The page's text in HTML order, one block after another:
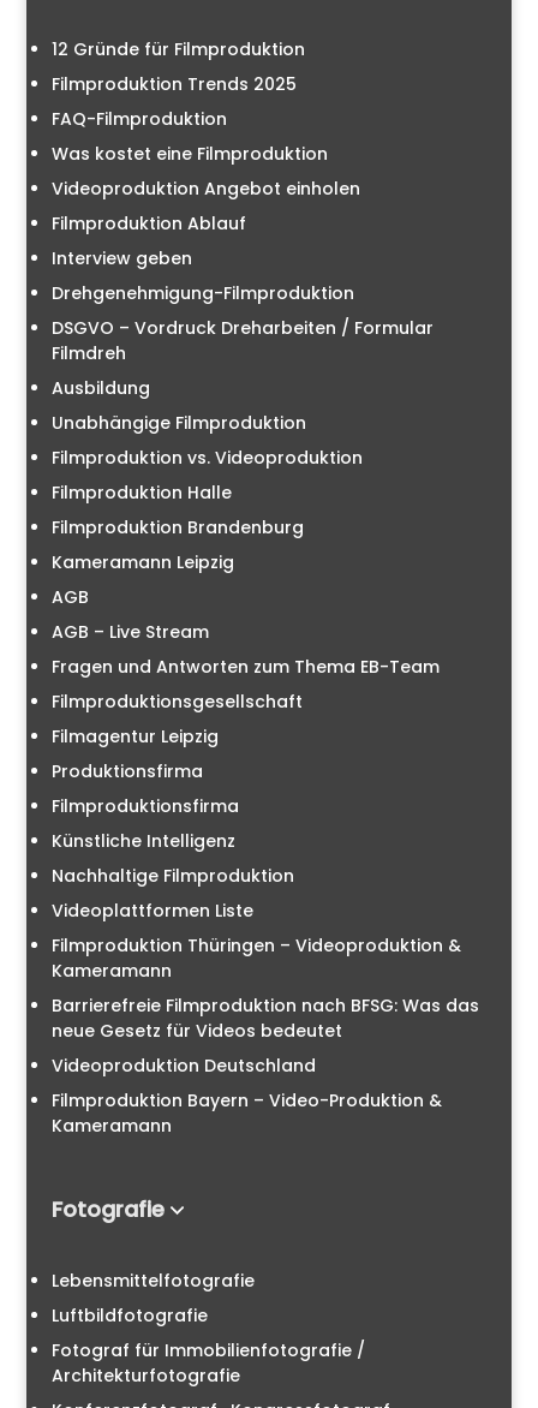
12 Gründe für Filmproduktion
Filmproduktion Trends 2025
FAQ-Filmproduktion
Was kostet eine Filmproduktion
Videoproduktion Angebot einholen
Filmproduktion Ablauf
Interview geben
Drehgenehmigung-Filmproduktion
DSGVO – Vordruck Dreharbeiten / Formular
Filmdreh
Ausbildung
Unabhängige Filmproduktion
Filmproduktion vs. Videoproduktion
Filmproduktion Halle
Filmproduktion Brandenburg
Kameramann Leipzig
AGB
AGB – Live Stream
Fragen und Antworten zum Thema EB-Team
Filmproduktionsgesellschaft
Filmagentur Leipzig
Produktionsfirma
Filmproduktionsfirma
Künstliche Intelligenz
Nachhaltige Filmproduktion
Videoplattformen Liste
Filmproduktion Thüringen – Videoproduktion &
Kameramann
Barrierefreie Filmproduktion nach BFSG: Was das
neue Gesetz für Videos bedeutet
Videoproduktion Deutschland
Filmproduktion Bayern – Video-Produktion &
Kameramann
Fotografie
Lebensmittelfotografie
Luftbildfotografie
Fotograf für Immobilienfotografie /
Architekturfotografie